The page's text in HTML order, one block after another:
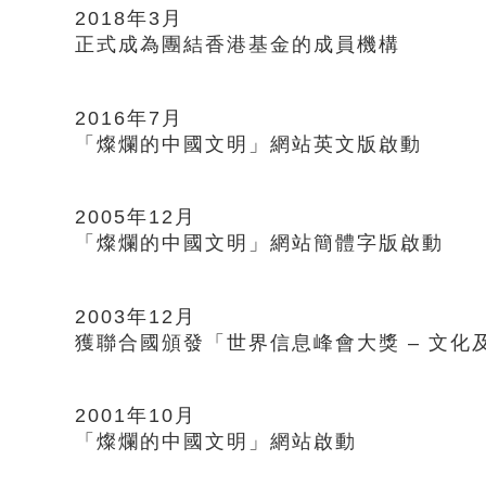
2018年3月
正式成為團結香港基金的成員機構
2016年7月
「燦爛的中國文明」網站英文版啟動
2005年12月
「燦爛的中國文明」網站簡體字版啟動
2003年12月
獲聯合國頒發「世界信息峰會大獎 – 文化
2001年10月
「燦爛的中國文明」網站啟動